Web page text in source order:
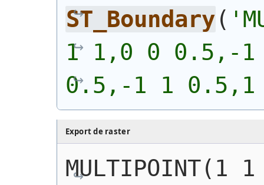
ST_Boundary ( '
1 1,0 0 0.5,-
0.5,-1 1
Export de raster